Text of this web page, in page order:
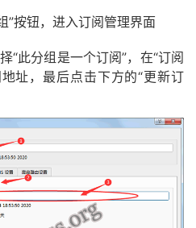
”按钮，进入订阅管理界面
“此分组是一个订阅”，在“订阅
址，最后点击下方的“更新订